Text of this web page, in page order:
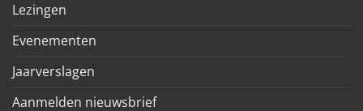
Lezingen
Evenementen
Jaarverslagen
Aanmelden nieuwsbrief